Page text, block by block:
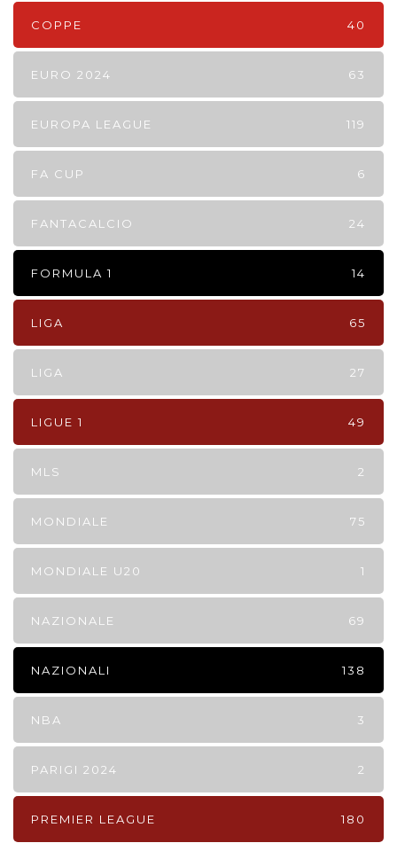
COPPE 40
EURO 2024 63
EUROPA LEAGUE 119
FA CUP 6
FANTACALCIO 24
FORMULA 1 14
LIGA 65
LIGA 27
LIGUE 1 49
MLS 2
MONDIALE 75
MONDIALE U20 1
NAZIONALE 69
NAZIONALI 138
NBA 3
PARIGI 2024 2
PREMIER LEAGUE 180